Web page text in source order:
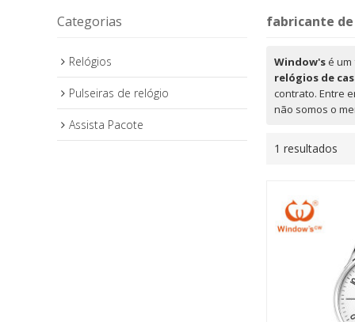
Categorias
Relógios
Pulseiras de relógio
Assista Pacote
fabricante
Window's é
relógios de
contrato. Entre
não somos o
1 resultados